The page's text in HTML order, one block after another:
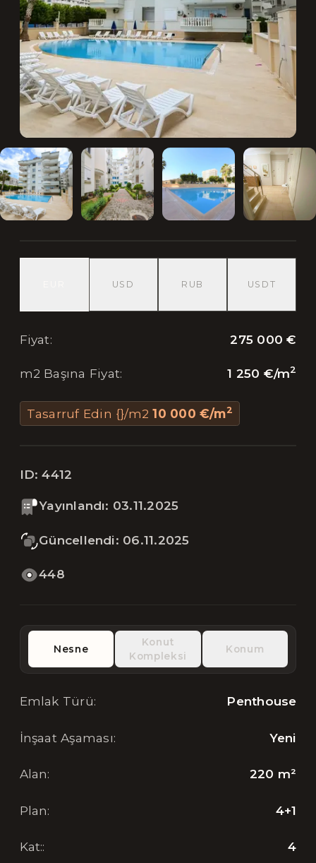
USD RUB USDT
Fiyat: 275 000 €
m2 Başına Fiyat: 1 250 €/m2
Tasarruf Edin {}/m2 10 000 €/m2
ID:4412
Yayınlandı: 03.11.2025
Güncellendi: 06.11.2025
448
Nesne
Konut
Kompleksi
Konum
Emlak Türü: Penthouse
İnşaat Aşaması: Yeni
Alan: 220 m²
Plan: 4+1
Kat:: 4